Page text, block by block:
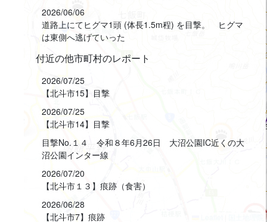
2026/06/06
道路上にてヒグマ1頭 (体長1.5m程) を目撃。 ヒグマ
は東側へ逃げていった
付近の他市町村のレポート
2026/07/25
【北斗市15】目撃
2026/07/25
【北斗市14】目撃
目撃No.１４ 令和８年6月26日 大沼公園IC近くの大
沼公園インター線
2026/07/20
【北斗市１３】痕跡（食害）
2026/06/28
【北斗市7】痕跡